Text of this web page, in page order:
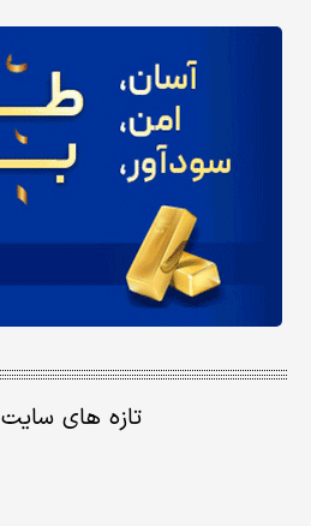
تازه های